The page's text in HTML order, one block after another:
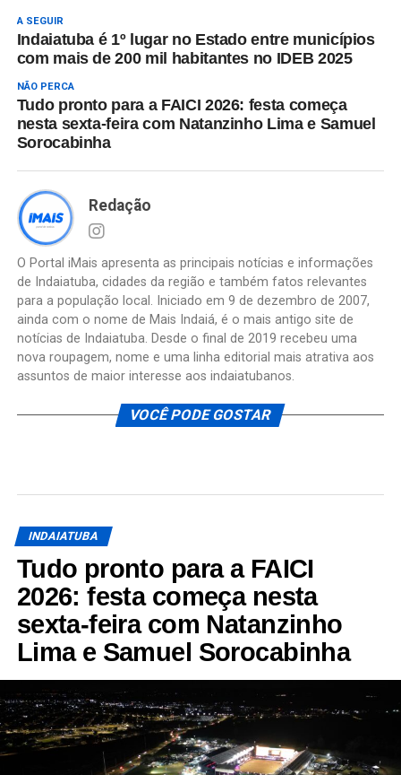
A SEGUIR
Indaiatuba é 1º lugar no Estado entre municípios
com mais de 200 mil habitantes no IDEB 2025
NÃO PERCA
Tudo pronto para a FAICI 2026: festa começa
nesta sexta-feira com Natanzinho Lima e Samuel
Sorocabinha
Redação
O Portal iMais apresenta as principais notícias e informações
de Indaiatuba, cidades da região e também fatos relevantes
para a população local. Iniciado em 9 de dezembro de 2007,
ainda com o nome de Mais Indaiá, é o mais antigo site de
notícias de Indaiatuba. Desde o final de 2019 recebeu uma
nova roupagem, nome e uma linha editorial mais atrativa aos
assuntos de maior interesse aos indaiatubanos.
VOCÊ PODE GOSTAR
INDAIATUBA
Tudo pronto para a FAICI
2026: festa começa nesta
sexta-feira com Natanzinho
Lima e Samuel Sorocabinha